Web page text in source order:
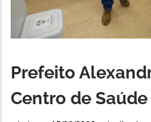
Prefeito
Centro de